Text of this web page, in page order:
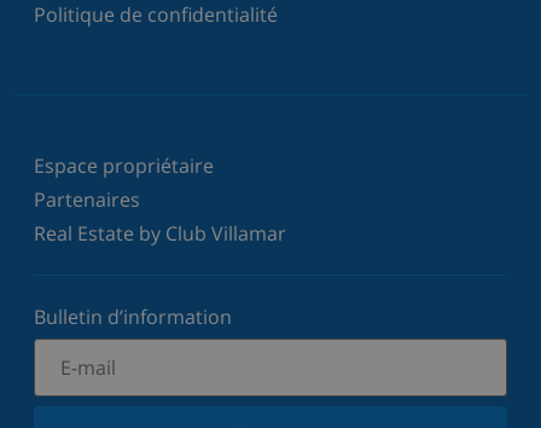
Politique de confidentialité
Espace propriétaire
Partenaires
Real Estate by Club Villamar
Bulletin d’information